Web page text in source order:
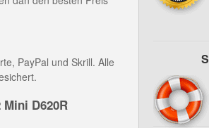
PayPal und Skrill. Alle
D620R